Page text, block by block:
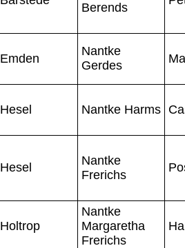
Berends
Emden
Nantke
Gerdes
Hesel Nantke Harms
Hesel
Nantke
Frerichs
Holtrop
Nantke
Margaretha
Frerichs